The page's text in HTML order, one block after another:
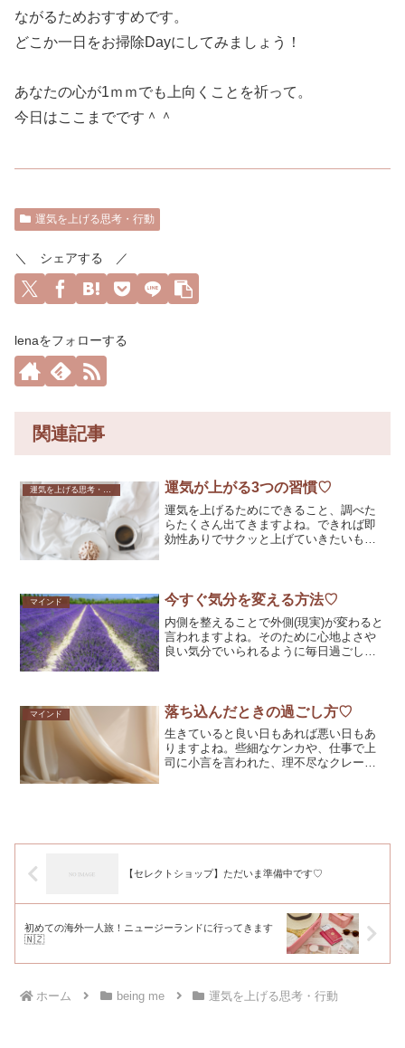
ながるためおすすめです。
どこか一日をお掃除Dayにしてみましょう！
あなたの心が1ｍｍでも上向くことを祈って。
今日はここまでです＾＾
運気を上げる思考・行動
＼ シェアする ／
lenaをフォローする
関連記事
運気を上げる思考・行動 運気が上がる3つの習慣♡
運気を上げるためにできること、調べた
らたくさん出てきますよね。できれば即
効性ありでサクッと上げていきたいもの
とをしてみる運気...
マインド 今すぐ気分を変える方法♡
内側を整えることで外側(現実)が変わると
言われますよね。そのために心地よさや
良い気分でいられるように毎日過ごして
思います。Tips1...
マインド 落ち込んだときの過ごし方♡
生きていると良い日もあれば悪い日もあ
りますよね。些細なケンカや、仕事で上
司に小言を言われた、理不尽なクレーム
【セレクトショップ】ただいま準備中です♡
初めての海外一人旅！ニュージーランドに行ってきます
🇳🇿
ホーム being me 運気を上げる思考・行動